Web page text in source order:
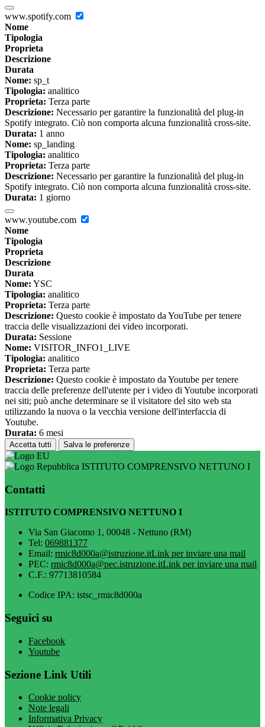
www.spotify.com
Nome
Tipologia
Proprieta
Descrizione
Durata
Nome: sp_t
Tipologia: analitico
Proprieta: Terza parte
Descrizione: Necessario per garantire la funzionalità del plug-in
Spotify integrato. Ciò non comporta alcuna funzionalità cross-site.
Durata: 1 anno
Nome: sp_landing
Tipologia: analitico
Proprieta: Terza parte
Descrizione: Necessario per garantire la funzionalità del plug-in
Spotify integrato. Ciò non comporta alcuna funzionalità cross-site.
Durata: 1 giorno
www.youtube.com
Nome
Tipologia
Proprieta
Descrizione
Durata
Nome: YSC
Tipologia: analitico
Proprieta: Terza parte
Descrizione: Questo cookie è impostato da YouTube per tenere
traccia delle visualizzazioni dei video incorporati.
Durata: Sessione
Nome: VISITOR_INFO1_LIVE
Tipologia: analitico
Proprieta: Terza parte
Descrizione: Questo cookie è impostato da Youtube per tenere
traccia delle preferenze dell'utente per i video di Youtube incorporati
nei siti; può anche determinare se il visitatore del sito web sta
utilizzando la nuova o la vecchia versione dell'interfaccia di
Youtube.
Durata: 6 mesi
Accetta tutti Salva le preferenze
ISTITUTO COMPRENSIVO NETTUNO I
Contatti
ISTITUTO COMPRENSIVO NETTUNO I
Via San Giacomo 1, 00048 - Nettuno (RM)
Tel: 069881377
Email: rmic8d000a@istruzione.itLink per inviare una mail
PEC: rmic8d000a@pec.istruzione.itLink per inviare una mail
C.F.: 97713810584
Codice IPA: istsc_rmic8d000a
Seguici su
Facebook
Youtube
Sezione Link Utili
Cookie policy
Note legali
Informativa Privacy